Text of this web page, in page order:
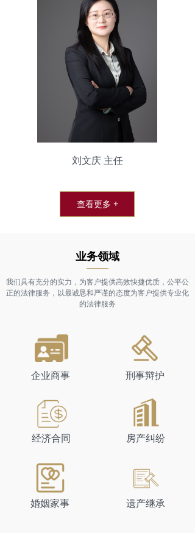
业务领域
——
我们具有充分的实力，为客户提供高效快捷优质，公平公
正的法律服务，以最诚恳和严谨的态度为客户提供专业化
的法律服务​
企业商事 刑事辩护
经济合同 房产纠纷
婚姻家事 遗产继承
刘文庆 主任
查看更多 +